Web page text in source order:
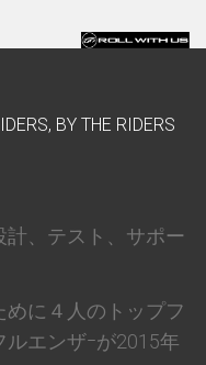
BY THE RIDERS
、テスト、サポー
に４人のトップフ
ルエンザｰが2015年